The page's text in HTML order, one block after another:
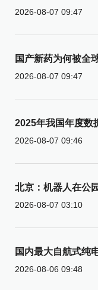
2026-08-07 09:47
国产新药为何被全
2026-08-07 09:47
2025年我国年度数
2026-08-07 09:46
北京：机器人在公
2026-08-07 03:10
国内最大自航式纯
2026-08-06 09:48